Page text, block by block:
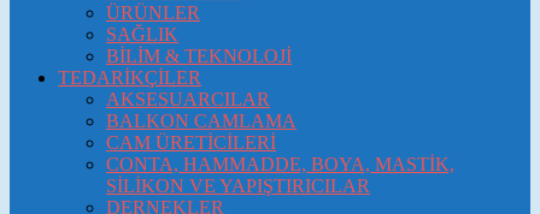
ÜRÜNLER
SAĞLIK
BİLİM & TEKNOLOJİ
TEDARİKÇİLER
AKSESUARCILAR
BALKON CAMLAMA
CAM ÜRETİCİLERİ
CONTA, HAMMADDE, BOYA, MASTİK,
SİLİKON VE YAPIŞTIRICILAR
DERNEKLER